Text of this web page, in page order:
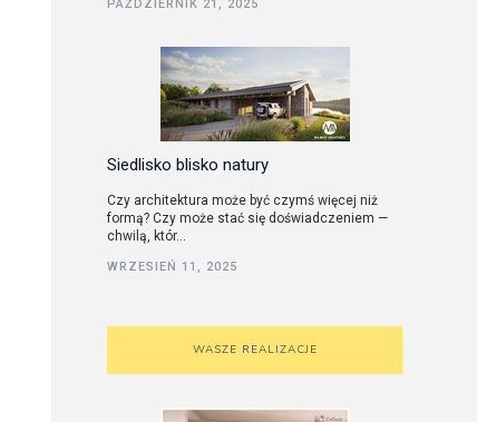
PAŹDZIERNIK 21, 2025
Siedlisko blisko natury
Czy architektura może być czymś więcej niż
formą? Czy może stać się doświadczeniem —
chwilą, któr...
WRZESIEŃ 11, 2025
WASZE REALIZACJE